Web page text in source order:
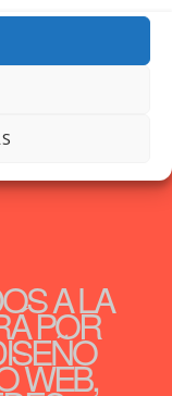
A LA
POR
WEB,